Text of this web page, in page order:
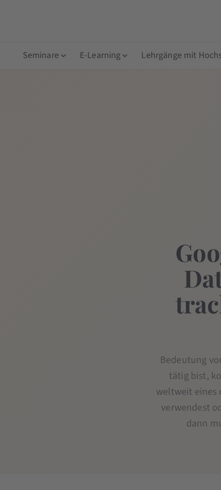
Seminare E-Learning Lehrgänge mit
Bedeutung
tätig bist,
weltweit eines
verwendest
dann